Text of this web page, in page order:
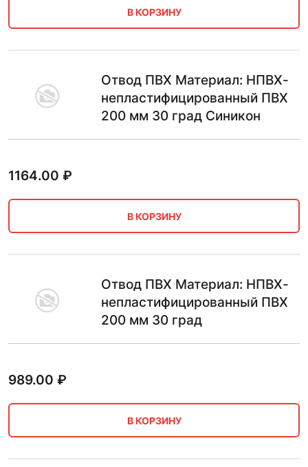
В КОРЗИНУ
Отвод ПВХ Материал: НПВХ-
непластифицированный ПВХ
200 мм 30 град Синикон
1164.00 ₽
В КОРЗИНУ
Отвод ПВХ Материал: НПВХ-
непластифицированный ПВХ
200 мм 30 град
989.00 ₽
В КОРЗИНУ